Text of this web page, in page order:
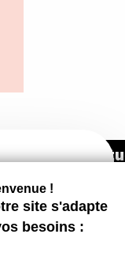
Toutes les